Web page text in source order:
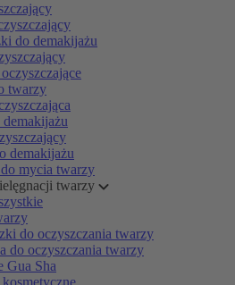
do demakijażu
twarzy
demakijażu
demakijażu
mycia twarzy
twarzy
do oczyszczania twarzy
do oczyszczania twarzy
Gua Sha